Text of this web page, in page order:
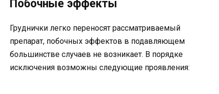
Побочные эффекты
Груднички легко переносят рассматриваемый
препарат, побочных эффектов в подавляющем
большинстве случаев не возникает. В порядке
исключения возможны следующие проявления: